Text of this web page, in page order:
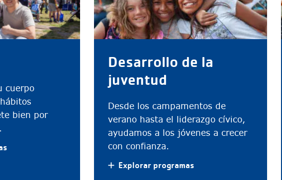
cuerpo
bien por
Desarrollo de la
juventud
Desde los campamentos de
verano hasta el liderazgo cívico,
ayudamos a los jóvenes a crecer
con confianza.
Explorar programas